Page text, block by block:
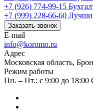
+7 (926) 774-99-15
+7 (999) 228-66-60
Заказать звонок
E-mail
info@koromo.ru
Адрес
Московская область,
Режим работы
Пн. – Пт.: с 9:00 до 18:00